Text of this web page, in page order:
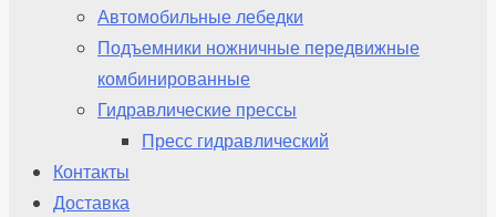
Автомобильные лебедки
Подъемники ножничные передвижные
комбинированные
Гидравлические прессы
Пресс гидравлический
Контакты
Доставка